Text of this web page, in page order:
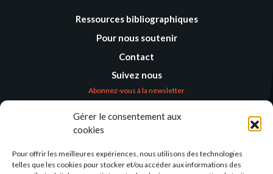
Gérer le consentement aux
cookies
Pour offrir les meilleures expériences, nous utilisons des technologies
telles que les cookies pour stocker et/ou accéder aux informations des
Ressources bibliographiques
Pour nous soutenir
Contact
Suivez nous
Abonnez-vous à la newsletter
Humanitaires –
Humanitarian